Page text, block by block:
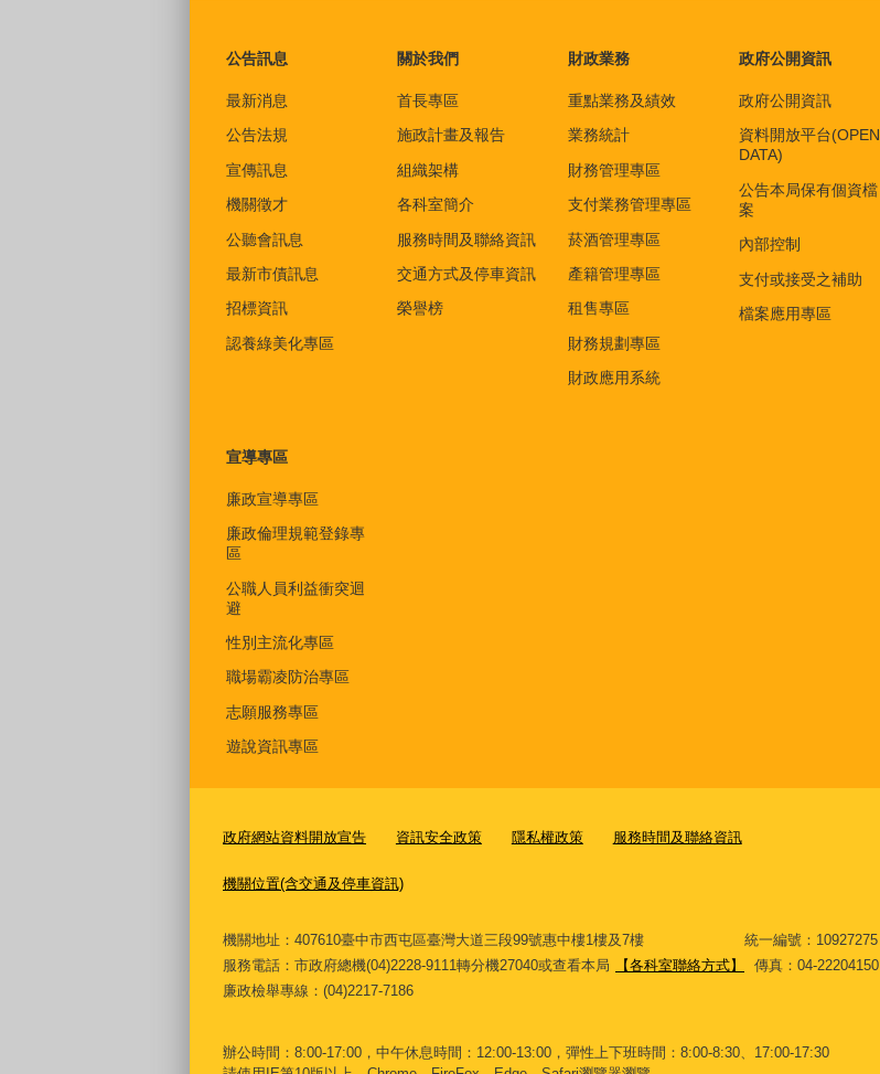
公告訊息
最新消息
公告法規
宣傳訊息
機關徵才
公聽會訊息
最新市債訊息
招標資訊
認養綠美化專區
關於我們
首長專區
施政計畫及報告
組織架構
各科室簡介
服務時間及聯絡資訊
交通方式及停車資訊
榮譽榜
財政業務
重點業務及績效
業務統計
財務管理專區
支付業務管理專區
菸酒管理專區
產籍管理專區
租售專區
財務規劃專區
財政應用系統
政府公開資訊
政府公開資訊
資料開放平台(OPEN
DATA)
公告本局保有個資檔
案
內部控制
支付或接受之補助
檔案應用專區
宣導專區
廉政宣導專區
廉政倫理規範登錄專
區
公職人員利益衝突迴
避
性別主流化專區
職場霸凌防治專區
志願服務專區
遊說資訊專區
政府網站資料開放宣告 資訊安全政策 隱私權政策 服務時間及聯絡資訊
機關位置(含交通及停車資訊)
機關地址：407610臺中市西屯區臺灣大道三段99號惠中樓1樓及7樓 統一編號：10927275
服務電話 ：市政府總機(04)2228-9111轉分機27040或查看本局 【各科室聯絡方式】
傳真：04-22204150
廉政檢舉專線：(04)2217-7186
辦公時間：8:00-17:00，中午休息時間：12:00-13:00，彈性上下班時間：8:00-8:30、17:00-17:30